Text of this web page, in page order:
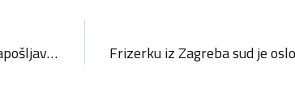
HZZ predstavio mjere aktivne politike zapošljavanja u 2023. godini